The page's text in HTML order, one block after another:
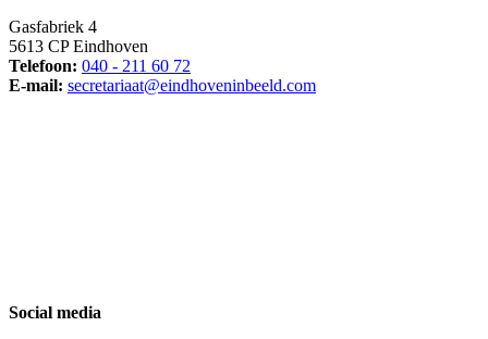
Gasfabriek 4
5613 CP Eindhoven
Telefoon: 040 - 211 60 72
E-mail: secretariaat@eindhoveninbeeld.com
Social media